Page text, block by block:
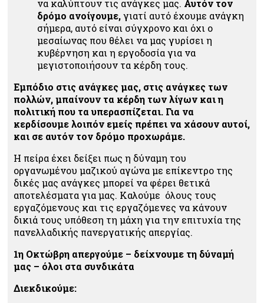
να καλύπτουν τις ανάγκες μας. Αυτόν τον
δρόμο ανοίγουμε,γιατί αυτό έχουμε ανάγκη
σήμερα, αυτό είναι σύγχρονο και όχι ο
μεσαίωνας που θέλει να μας γυρίσει η
κυβέρνηση και η εργοδοσία για να
μεγιστοποιήσουν τα κέρδη τους.
Εμπόδιο στις ανάγκες μας, στις ανάγκες των
πολλών, μπαίνουν τα κέρδη των λίγων και η
πολιτική που τα υπερασπίζεται. Για να
κερδίσουμε λοιπόν εμείς πρέπει να χάσουν αυτοί,
και σε αυτόν τον δρόμο προχωράμε.
Η πείρα έχει δείξει πως η δύναμη του
οργανωμένου μαζικού αγώνα με επίκεντρο της
δικές μας ανάγκες μπορεί να φέρει θετικά
αποτελέσματα για μας. Καλούμε όλους τους
εργαζόμενους και τις εργαζόμενες να κάνουν
δικιά τους υπόθεση τη μάχη για την επιτυχία της
πανελλαδικής πανεργατικής απεργίας.
1η Οκτώβρη απεργούμε – δείχνουμε τη δύναμή
μας – όλοι στα συνδικάτα
Διεκδικούμε: